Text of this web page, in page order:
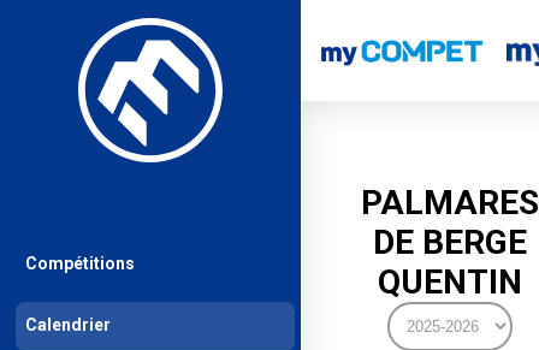
PALMARES
DE BERGE
QUENTIN
Compétitions
Calendrier